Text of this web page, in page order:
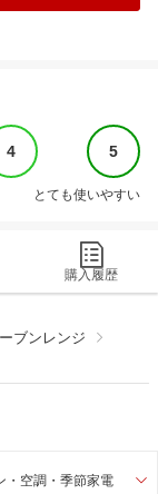
4 5
とても使いやすい
購入履歴
ブンレンジ
・空調・季節家電